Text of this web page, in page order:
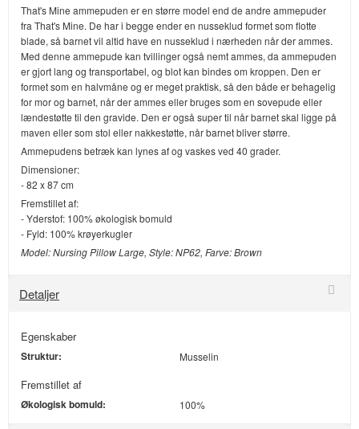
That's Mine ammepuden er en større model end de andre ammepuder
fra That's Mine. De har i begge ender en nusseklud formet som flotte
blade, så barnet vil altid have en nusseklud i nærheden når der ammes.
Med denne ammepude kan tvillinger også nemt ammes, da ammepuden
er gjort lang og transportabel, og blot kan bindes om kroppen. Den er
formet som en halvmåne og er meget praktisk, så den både er behagelig
for mor og barnet, når der ammes eller bruges som en sovepude eller
lændestøtte til den gravide. Den er også super til når barnet skal ligge på
maven eller som stol eller nakkestøtte, når barnet bliver større.
Ammepudens betræk kan lynes af og vaskes ved 40 grader.
Dimensioner:
- 82 x 87 cm
Fremstillet af:
- Yderstof: 100% økologisk bomuld
- Fyld: 100% krøyerkugler
Model: Nursing Pillow Large, Style: NP62, Farve: Brown
Detaljer
Egenskaber
Struktur: Musselin
Fremstillet af
Økologisk bomuld: 100%